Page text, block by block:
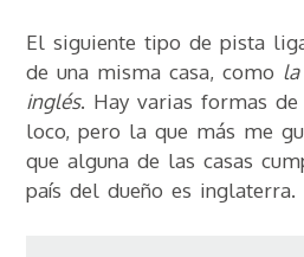
El siguiente tipo de pista
de una misma casa, como
inglés. Hay varias formas
loco, pero la que más me
que alguna de las casas
país del dueño es inglaterra.